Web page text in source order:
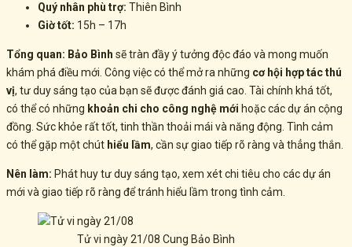
Quý nhân phù trợ: Thiên Bình
Giờ tốt: 15h – 17h
Tổng quan: Bảo Bình sẽ tràn đầy ý tưởng độc đáo và mong muốn
khám phá điều mới. Công việc có thể mở ra những cơ hội hợp tác thú
vị, tư duy sáng tạo của bạn sẽ được đánh giá cao. Tài chính khá tốt,
có thể có những khoản chi cho công nghệ mới hoặc các dự án cộng
đồng. Sức khỏe rất tốt, tinh thần thoải mái và năng động. Tình cảm
có thể gặp một chút hiểu lầm, cần sự giao tiếp rõ ràng và thẳng thắn.
Nên làm: Phát huy tư duy sáng tạo, xem xét chi tiêu cho các dự án
mới và giao tiếp rõ ràng để tránh hiểu lầm trong tình cảm.
Tử vi ngày 21/08 Cung Bảo Bình